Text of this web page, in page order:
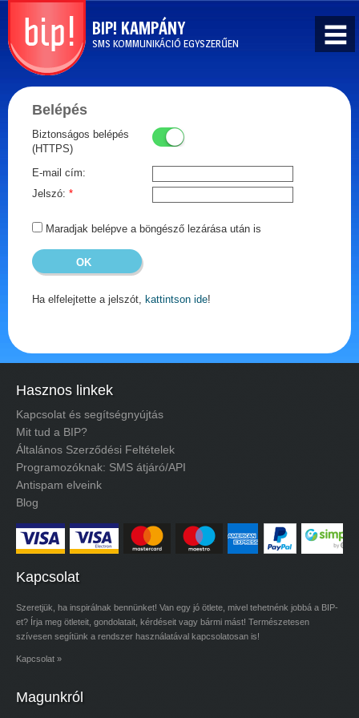
küldés
egyszerűen! BIP
marketing, direkt
marketing és
kommunikáció
BIP! KAMPÁNY
SMS KOMMUNIKÁCIÓ EGYSZERŰEN
Belépés
Biztonságos belépés
(HTTPS)
E-mail cím:
Jelszó: *
Maradjak belépve a böngésző lezárása után is
Ha elfelejtette a jelszót, kattintson ide!
Hasznos linkek
Kapcsolat és segítségnyújtás
Mit tud a BIP?
Általános Szerződési Feltételek
Programozóknak: SMS átjáró/API
Antispam elveink
Blog
Kapcsolat
Szeretjük, ha inspirálnak bennünket! Van egy jó ötlete, mivel tehetnénk jobbá a BIP-
et? Írja meg ötleteit, gondolatait, kérdéseit vagy bármi mást! Természetesen
szívesen segítünk a rendszer használatával kapcsolatosan is!
Kapcsolat »
Magunkról